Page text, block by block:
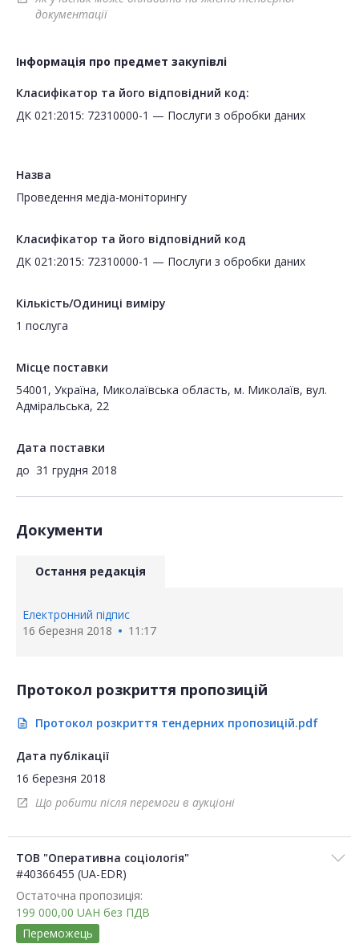
документації
Інформація про предмет закупівлі
Класифікатор та його відповідний код:
ДК 021:2015: 72310000-1 — Послуги з обробки даних
Назва
Проведення медіа-моніторингу
Класифікатор та його відповідний код
ДК 021:2015: 72310000-1 — Послуги з обробки даних
Кількість/Одиниці виміру
1 послуга
Місце поставки
54001, Україна, Миколаївська область, м. Миколаїв, вул.
Адміральська, 22
Дата поставки
до 31 грудня 2018
Документи
Остання редакція
Електронний підпис
16 березня 2018
11:17
Протокол розкриття пропозицій
description Протокол розкриття тендерних пропозицій.pdf
Дата публікації
16 березня 2018
open_in_new Що робити після перемоги в аукціоні
ТОВ "Оперативна соціологія"
#40366455 (UA-EDR)
Остаточна пропозиція:
199 000,00 UAH без ПДВ
Переможець